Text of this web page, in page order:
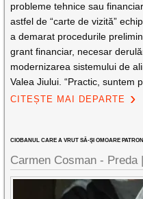
probleme tehnice sau
astfel de “carte de vizită”
a demarat procedurile
grant financiar, necesar
modernizarea sistemului de
Valea Jiului. “Practic, suntem
CITEȘTE MAI DEPARTE
CIOBANUL CARE A VRUT SĂ-ŞI OMOARE
Carmen Cosman - Preda |